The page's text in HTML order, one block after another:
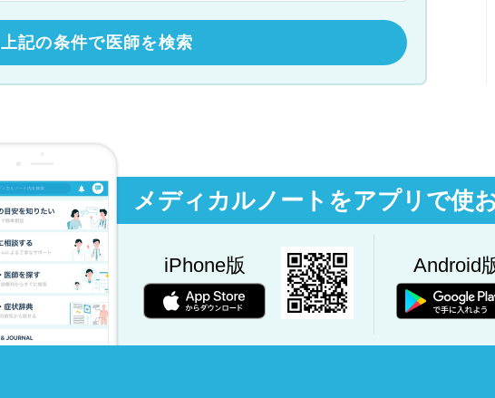
上記の条件で医師を検索
メディカルノートをアプリで使
iPhone版 Android